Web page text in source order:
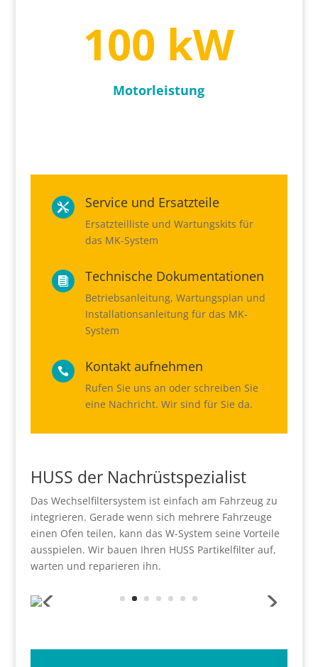
100 kW
Motorleistung
 Service und Ersatzteile
Ersatzteilliste und Wartungskits für
das MK-System
 Technische Dokumentationen
Betriebsanleitung, Wartungsplan und
Installationsanleitung für das MK-
System
 Kontakt aufnehmen
Rufen Sie uns an oder schreiben Sie
eine Nachricht. Wir sind für Sie da.
HUSS der Nachrüstspezialist
Das Wechselfiltersystem ist einfach am Fahrzeug zu
integrieren. Gerade wenn sich mehrere Fahrzeuge
einen Ofen teilen, kann das W-System seine Vorteile
ausspielen. Wir bauen Ihren HUSS Partikelfilter auf,
warten und reparieren ihn.